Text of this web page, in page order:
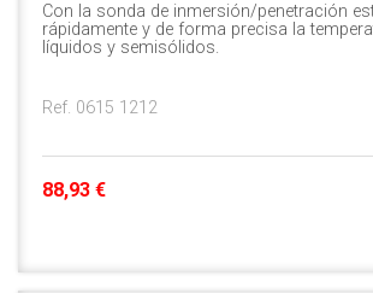
Con la sonda de inmersión/penetración
rápidamente y de forma precisa la
líquidos y semisólidos.
Ref. 0615 1212
88,93 €